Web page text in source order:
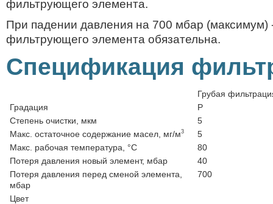
фильтрующего элемента.
При падении давления на 700 мбар (максимум)
фильтрующего элемента обязательна.
Спецификация
Грубая
Градация
P
Степень очистки, мкм
5
Макс. остаточное содержание масел, мг/м3
5
Макс. рабочая температура, °C
80
Потеря давления новый элемент, мбар
40
Потеря давления перед сменой элемента,
мбар
700
Цвет